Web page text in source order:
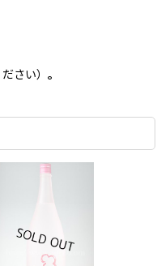
さい） 。